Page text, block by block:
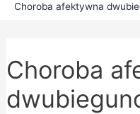
Choroba afektywna
Choroba